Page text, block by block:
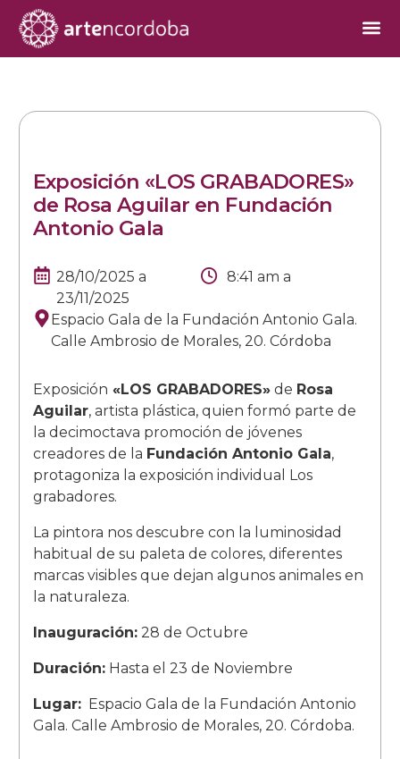
Exposición «LOS GRABADORES»
de Rosa Aguilar en Fundación
Antonio Gala
28/10/2025 a
23/11/2025
8:41 am a
Espacio Gala de la Fundación Antonio Gala.
Calle Ambrosio de Morales, 20. Córdoba
Exposición «LOS GRABADORES»de Rosa
Aguilar, artista plástica, quien formó parte de
la decimoctava promoción de jóvenes
creadores de la Fundación Antonio Gala,
protagoniza la exposición individual Los
grabadores.
La pintora nos descubre con la luminosidad
habitual de su paleta de colores, diferentes
marcas visibles que dejan algunos animales en
la naturaleza.
Inauguración:28 de Octubre
Duración:Hasta el 23 de Noviembre
Lugar:Espacio Gala de la Fundación Antonio
Gala. Calle Ambrosio de Morales, 20. Córdoba.